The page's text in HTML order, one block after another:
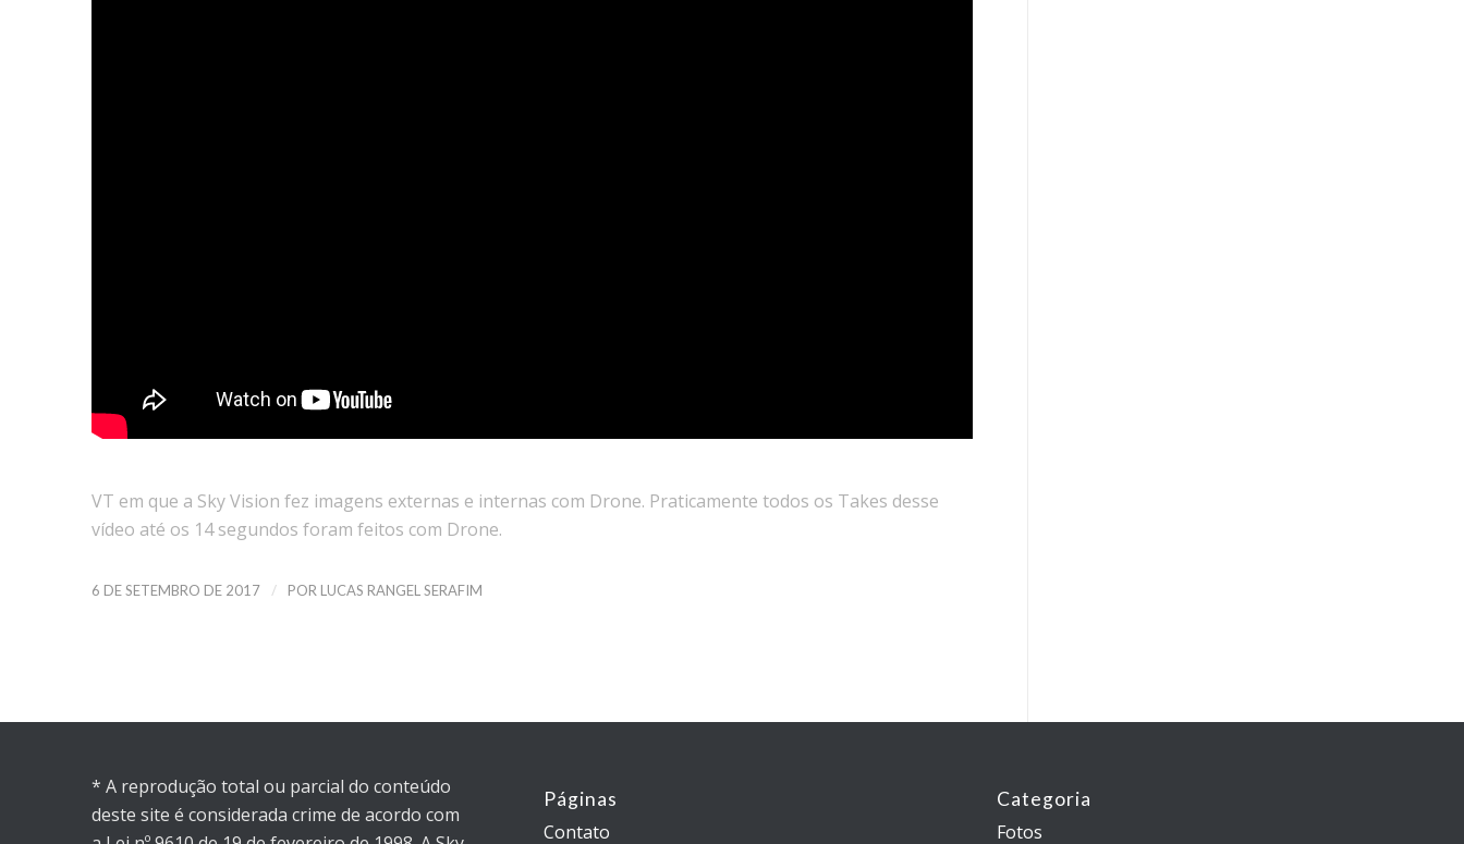
VT em que a Sky Vision fez imagens externas e internas com Drone. Praticamente todos os Takes desse
vídeo até os 14 segundos foram feitos com Drone.
6 DE SETEMBRO DE 2017 / POR LUCAS RANGEL SERAFIM
* A reprodução total ou parcial do conteúdo
deste site é considerada crime de acordo com
Páginas
Contato
Categoria
Fotos